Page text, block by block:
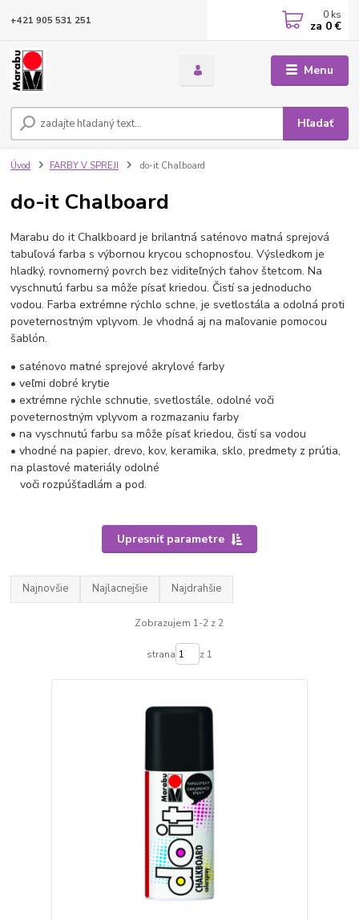
Menu
Hľadať
+421 905 531 251 0 ks
za 0 €
Úvod FARBY V SPREJI do-it Chalboard
do-it Chalboard
Marabu do it Chalkboard je brilantná saténovo matná sprejová
tabuľová farba s výbornou krycou schopnosťou. Výsledkom je
hladký, rovnomerný povrch bez viditeľných ťahov štetcom. Na
vyschnutú farbu sa môže písať kriedou. Čistí sa jednoducho
vodou. Farba extrémne rýchlo schne, je svetlostála a odolná proti
poveternostným vplyvom. Je vhodná aj na maľovanie pomocou
šablón.
• saténovo matné sprejové akrylové farby
• veľmi dobré krytie
• extrémne rýchle schnutie, svetlostále, odolné voči
poveternostným vplyvom a rozmazaniu farby
• na vyschnutú farbu sa môže písať kriedou, čistí sa vodou
• vhodné na papier, drevo, kov, keramika, sklo, predmety z prútia,
na plastové materiály odolné
voči rozpúšťadlám a pod.
Upresniť parametre
Najnovšie Najlacnejšie Najdrahšie
Zobrazujem 1-2 z 2
strana z 1